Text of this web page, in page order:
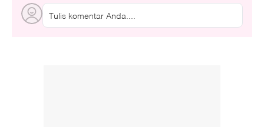
Tulis komentar Anda....